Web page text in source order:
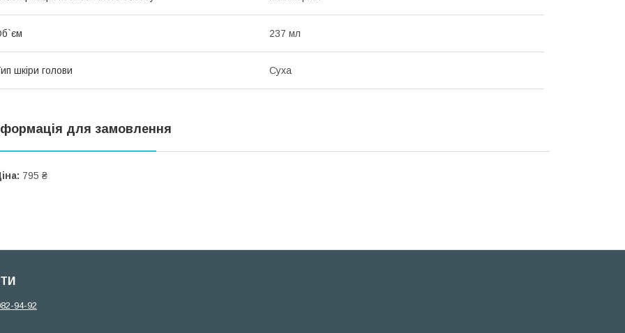
237 мл
шкіри голови Суха
для замовлення
795 ₴
94-92